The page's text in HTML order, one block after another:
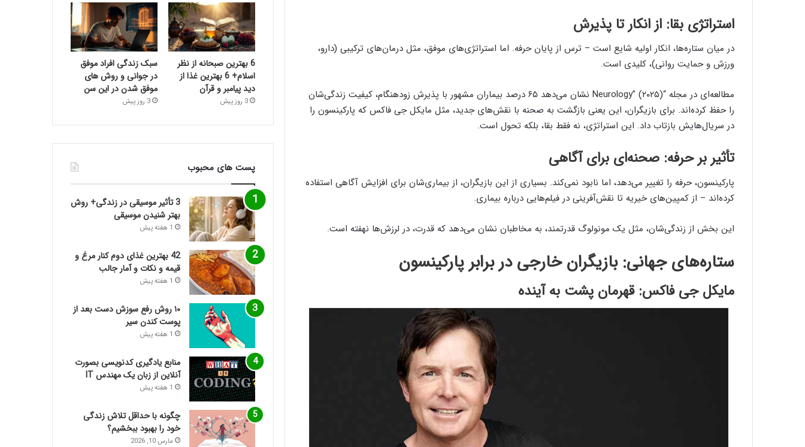
استراتژی بقا: از انکار تا پذیرش
در میان ستاره‌ها، انکار اولیه شایع است – ترس از پایان حرفه. اما استراتژی‌های موفق، مثل درمان‌های ترکیبی (دارو،
ورزش و حمایت روانی)، کلیدی است.
مطالعه‌ای در مجله “Neurology” (۲۰۲۵) نشان می‌دهد ۶۵ درصد بیماران مشهور با پذیرش زودهنگام، کیفیت زندگی‌شان
را حفظ کرده‌اند. برای بازیگران، این یعنی بازگشت به صحنه با نقش‌های جدید، مثل مایکل جی فاکس که پارکینسون را
در سریال‌هایش بازتاب داد. این استراتژی، نه فقط بقا، بلکه تحول است.
تأثیر بر حرفه: صحنه‌ای برای آگاهی
پارکینسون، حرفه را تغییر می‌دهد، اما نابود نمی‌کند. بسیاری از این بازیگران، از بیماری‌شان برای افزایش آگاهی استفاده
کرده‌اند – از کمپین‌های خیریه تا نقش‌آفرینی در فیلم‌هایی درباره بیماری.
این بخش از زندگی‌شان، مثل یک مونولوگ قدرتمند، به مخاطبان نشان می‌دهد که قدرت، در لرزش‌ها نهفته است.
ستاره‌های جهانی: بازیگران خارجی در برابر پارکینسون
مایکل جی فاکس: قهرمان پشت به آینده
6 بهترین صبحانه از نظر
اسلام+ 6 بهترین غذا از
دید پیامبر و قرآن
3 روز پیش
سبک زندگی افراد موفق
در جوانی و روش های
موفق شدن در این سن
3 روز پیش
پست های محبوب
3 تأثیر موسیقی در زندگی+ روش
بهتر شنیدن موسیقی
1 هفته پیش
42 بهترین غذای دوم کنار مرغ و
قیمه و نکات و آمار جالب
1 هفته پیش
۱۰ روش رفع سوزش دست بعد از
پوست کندن سیر
1 هفته پیش
منابع یادگیری کدنویسی بصورت
آنلاین از زبان یک مهندس IT
1 هفته پیش
چگونه با حداقل تلاش زندگی
خود را بهبود ببخشیم؟
مارس 10, 2026